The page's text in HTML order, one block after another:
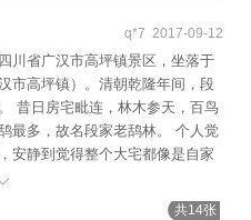
q*7 2017-09-12
川省广汉市高坪镇景区，坐落于
市高坪镇）。清朝乾隆年间，段
昔日房宅毗连，林木参天，百鸟
最多，故名段家老鸹林。 个人觉
安静到觉得整个大宅都像是自家
伴蜀地微风在躺椅上小憩一番，
共14张